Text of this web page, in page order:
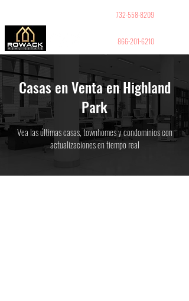
732-558-8209
866-201-6210
Casas en Venta en Highland
Park
Vea las últimas casas, townhomes y condominios con
actualizaciones en tiempo real